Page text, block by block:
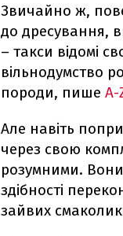
Звичайно ж,
до дресування,
– такси відомі
вільнодумство
породи, пише A-
Але навіть
через свою
розумними.
здібності
зайвих